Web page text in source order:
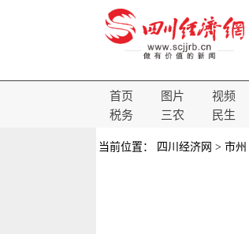
首页 图片 视频
税务
三农 民生
当前位置： 四川经济网 > 市州